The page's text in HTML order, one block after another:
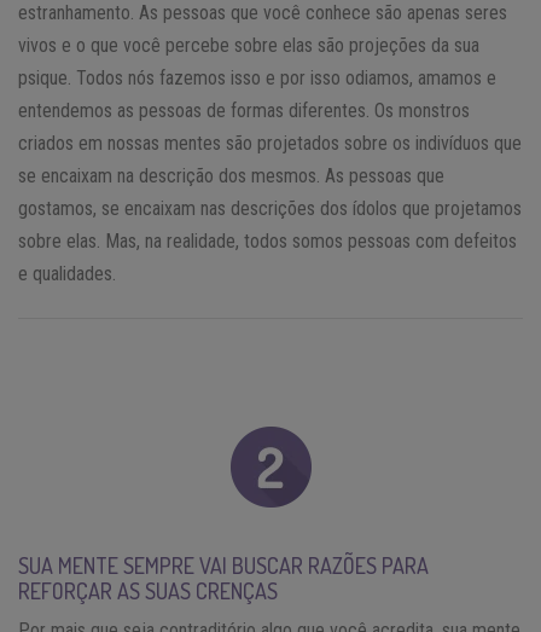
estranhamento. As pessoas que você conhece são apenas seres
vivos e o que você percebe sobre elas são projeções da sua
psique. Todos nós fazemos isso e por isso odiamos, amamos e
entendemos as pessoas de formas diferentes. Os monstros
criados em nossas mentes são projetados sobre os indivíduos que
se encaixam na descrição dos mesmos. As pessoas que
gostamos, se encaixam nas descrições dos ídolos que projetamos
sobre elas. Mas, na realidade, todos somos pessoas com defeitos
e qualidades.
SUA MENTE SEMPRE VAI BUSCAR RAZÕES PARA
REFORÇAR AS SUAS CRENÇAS